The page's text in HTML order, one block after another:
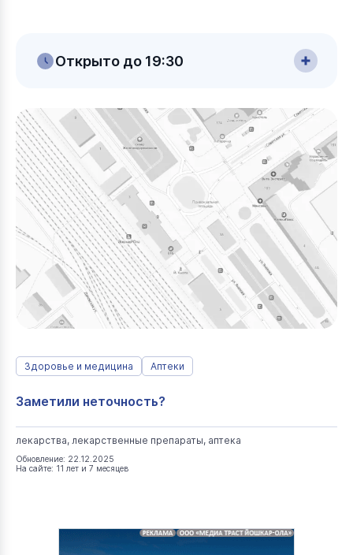
Открыто до 19:30
Здоровье и медицина Аптеки
Заметили неточность?
лекарства, лекарственные препараты, аптека
Обновление: 22.12.2025
На сайте: 11 лет и 7 месяцев